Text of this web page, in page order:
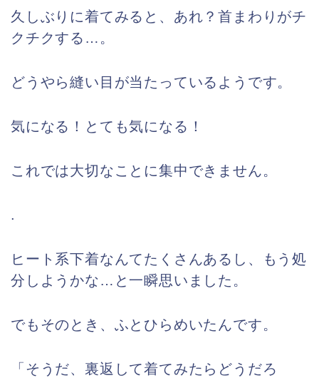
久しぶりに着てみると、あれ？首まわりがチ
クチクする…。
どうやら縫い目が当たっているようです。
気になる！とても気になる！
これでは大切なことに集中できません。
.
ヒート系下着なんてたくさんあるし、もう処
分しようかな…と一瞬思いました。
でもそのとき、ふとひらめいたんです。
「そうだ、裏返して着てみたらどうだろ